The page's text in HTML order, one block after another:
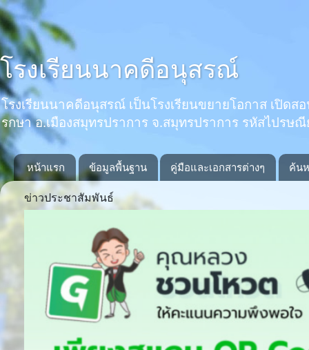
โรงเรียนนาคดีอนุสรณ์
โรงเรียนนาคดีอนุสรณ์ เป็นโรงเรียนขยายโอกาส เปิ
รกษา อ.เมืองสมุทรปราการ จ.สมุทรปราการ รหัสไปรษ
หน้าแรก ข้อมูลพื้นฐาน คู่มือและเอกสารต่างๆ ค้น
ข่าวประชาสัมพันธ์
Previous